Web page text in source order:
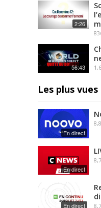
2:26
56:43
Les plus vues
En direct
En direct
En direct